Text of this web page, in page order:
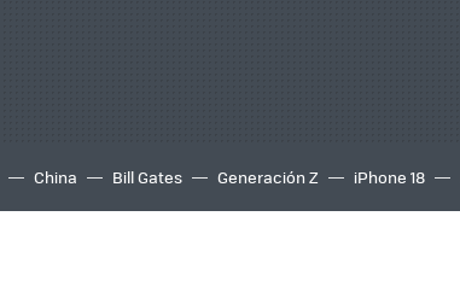
China Bill Gates Generación Z iPhone 18